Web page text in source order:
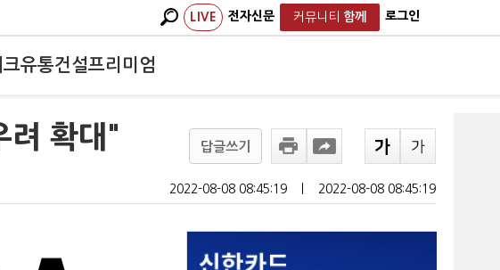
LIVE 전자신문 커뮤니티 함께 로그인
크유통건설프리미엄
려 확대" 답글쓰기
2022-08-08 08:45:19 2022-08-08 08:45:19